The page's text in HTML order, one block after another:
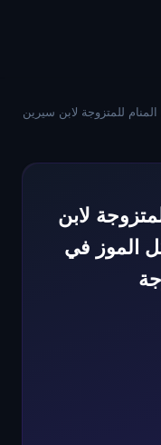
للمتزوجة لابن سيرين
لابن
الموز في